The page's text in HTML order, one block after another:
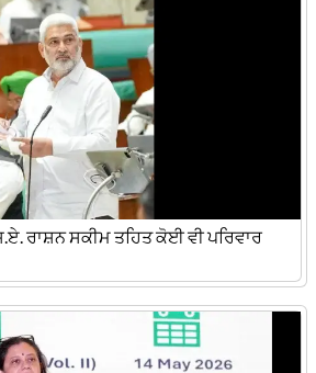
ਰਾਸ਼ਨ ਸਕੀਮ ਤਹਿਤ ਕੋਈ ਵੀ ਪਰਿਵਾਰ